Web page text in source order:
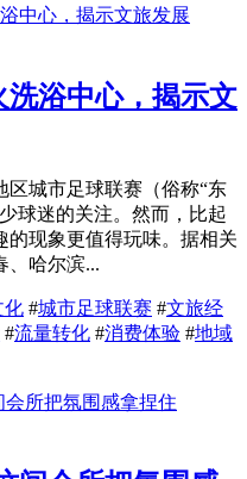
浴中心，揭示文
城市足球联赛（俗称“东
球迷的关注。然而，比起
的现象更值得玩味。据相关
、哈尔滨...
化 #城市足球联赛 #文旅经
#流量转化 #消费体验 #地域